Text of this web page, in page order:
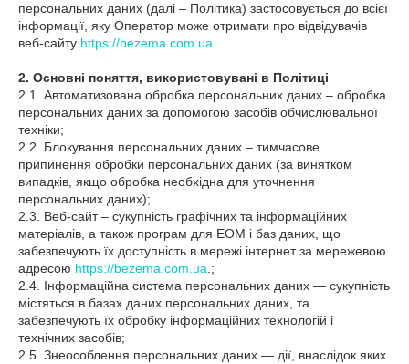
персональних даних (далі – Політика) застосовується до всієї
інформації, яку Оператор може отримати про відвідувачів
веб-сайту https://bezema.com.ua.
2. Основні поняття, використовувані в Політиці
2.1. Автоматизована обробка персональних даних – обробка
персональних даних за допомогою засобів обчислювальної
техніки;
2.2. Блокування персональних даних – тимчасове
припинення обробки персональних даних (за винятком
випадків, якщо обробка необхідна для уточнення
персональних даних);
2.3. Веб-сайт – сукупність графічних та інформаційних
матеріалів, а також програм для ЕОМ і баз даних, що
забезпечують їх доступність в мережі інтернет за мережевою
адресою https://bezema.com.ua .;
2.4. Інформаційна система персональних даних — сукупність
містяться в базах даних персональних даних, та
забезпечують їх обробку інформаційних технологій і
технічних засобів;
2.5. Знеособлення персональних даних — дії, внаслідок яких